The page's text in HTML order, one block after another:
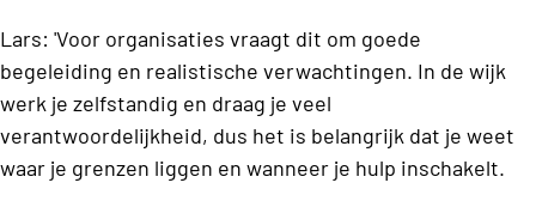
Lars: 'Voor organisaties vraagt dit om goede
begeleiding en realistische verwachtingen. In de wijk
werk je zelfstandig en draag je veel
verantwoordelijkheid, dus het is belangrijk dat je weet
waar je grenzen liggen en wanneer je hulp inschakelt.